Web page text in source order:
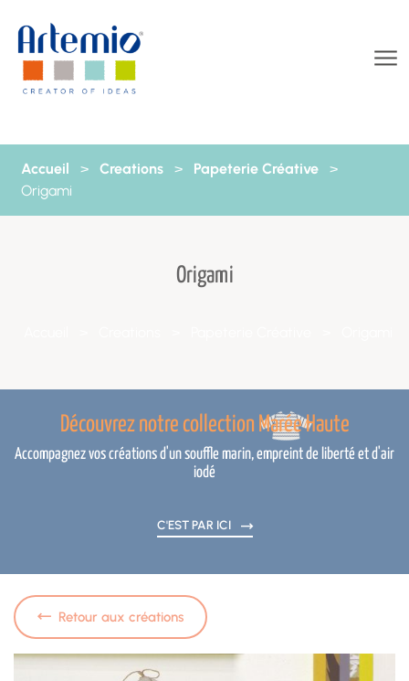
Accueil > Creations > Papeterie Créative
>
Origami
Origami
Découvrez notre collection Marée Haute
Accompagnez vos créations d'un souffle marin, empreint de liberté et d'air
iodé
C'EST PAR ICI
Retour aux créations